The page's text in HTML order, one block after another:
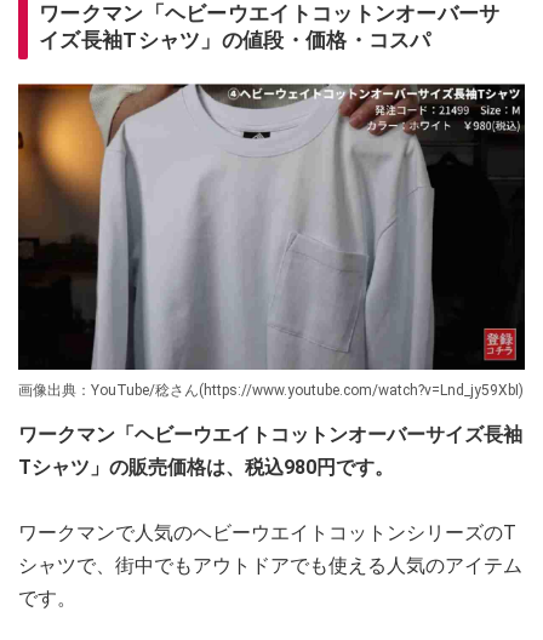
ワークマン「ヘビーウエイトコットンオーバーサ
イズ長袖Tシャツ」の値段・価格・コスパ
画像出典：YouTube/稔さん(https://www.youtube.com/watch?v=Lnd_jy59XbI)
ワークマン「ヘビーウエイトコットンオーバーサイズ長袖
Tシャツ」の販売価格は、税込980円です。
ワークマンで人気のヘビーウエイトコットンシリーズのT
シャツで、街中でもアウトドアでも使える人気のアイテム
です。